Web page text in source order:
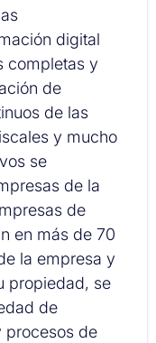
digital
completas y
de
de las
y mucho
se
de la
de
en más de 70
la empresa y
propiedad, se
de
procesos de